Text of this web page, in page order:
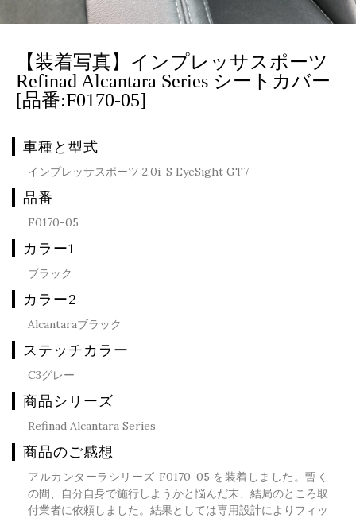
【装着写真】インプレッサスポーツ
Refinad Alcantara Series シートカバー
[品番:F0170-05]
車種と型式
インプレッサスポーツ 2.0i-S EyeSight GT7
品番
F0170-05
カラー1
ブラック
カラー2
Alcantaraブラック
ステッチカラー
C3グレー
商品シリーズ
Refinad Alcantara Series
商品のご感想
アルカンターラシリーズ F0170-05 を装着しました。暫く
の間、自分自身で施行しようかと悩んだ末、結局のところ取
付業者に依頼しました。結果としては専用設計によりフィッ